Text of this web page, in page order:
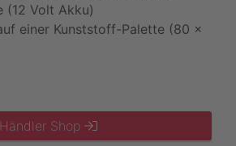
(12 Volt Akku)
einer Kunststoff-Palette (80 x
Händler Shop